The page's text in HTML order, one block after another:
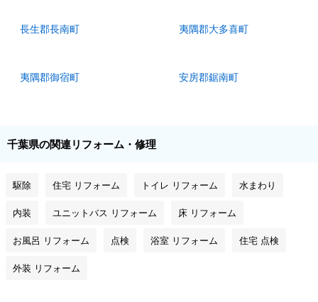
長生郡長南町 夷隅郡大多喜町
夷隅郡御宿町 安房郡鋸南町
千葉県の関連リフォーム・修理
駆除 住宅 リフォーム トイレ リフォーム 水まわり
内装 ユニットバス リフォーム 床 リフォーム
お風呂 リフォーム 点検 浴室 リフォーム 住宅 点検
外装 リフォーム